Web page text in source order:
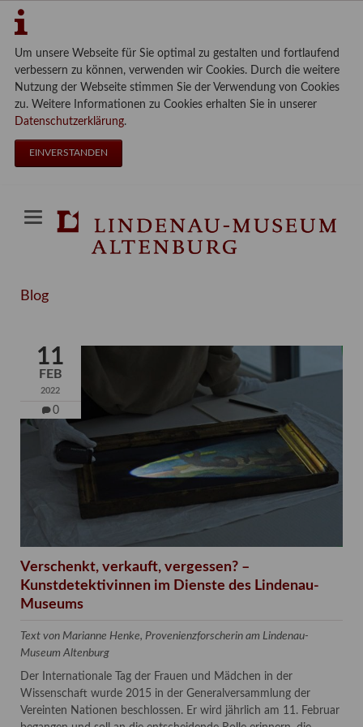
Um unsere Webseite für Sie optimal zu gestalten und fortlaufend
verbessern zu können, verwenden wir Cookies. Durch die weitere
Nutzung der Webseite stimmen Sie der Verwendung von Cookies
zu. Weitere Informationen zu Cookies erhalten Sie in unserer
Datenschutzerklärung.
EINVERSTANDEN
Blog
11
FEB
2022
0
Verschenkt, verkauft, vergessen? –
Kunstdetektivinnen im Dienste des Lindenau-
Museums
Text von Marianne Henke, Provenienzforscherin am Lindenau-
Museum Altenburg
Der Internationale Tag der Frauen und Mädchen in der
Wissenschaft wurde 2015 in der Generalversammlung der
Vereinten Nationen beschlossen. Er wird jährlich am 11. Februar